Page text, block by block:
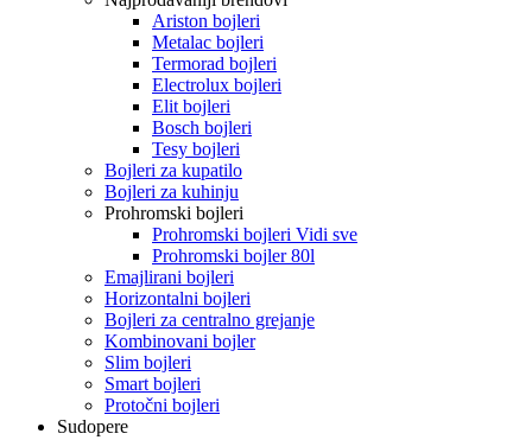
Ariston bojleri
Metalac bojleri
Termorad bojleri
Electrolux bojleri
Elit bojleri
Bosch bojleri
Tesy bojleri
Bojleri za kupatilo
Bojleri za kuhinju
Prohromski bojleri
Prohromski bojleri Vidi sve
Prohromski bojler 80l
Emajlirani bojleri
Horizontalni bojleri
Bojleri za centralno grejanje
Kombinovani bojler
Slim bojleri
Smart bojleri
Protočni bojleri
Sudopere